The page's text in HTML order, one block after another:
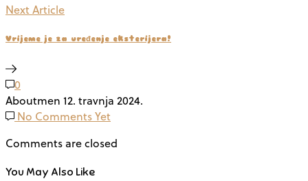
Next Article
Vrijeme je za uređenje eksterijera!
0
Aboutmen 12. travnja 2024.
No Comments Yet
Comments are closed
You May Also Like